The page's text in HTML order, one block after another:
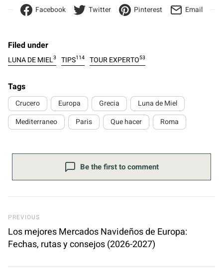
Facebook Twitter Pinterest Email
Filed under
LUNA DE MIEL3 TIPS114 TOUR EXPERTO53
Tags
Crucero Europa Grecia
Luna de Miel
Mediterraneo
Paris Que hacer Roma
Be the first to comment
Previous Post
PREVIOUS
Los mejores Mercados Navideños de Europa:
Fechas, rutas y consejos (2026-2027)